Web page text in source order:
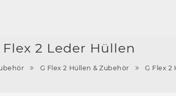
Flex 2 Leder Hüllen
G Flex 2 Hüllen & Zubehör G Flex 2